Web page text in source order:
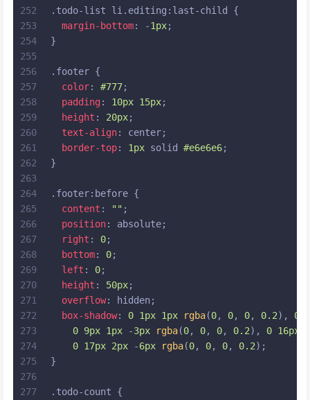
252
253
254
255
256
257
258
259
260
261
262
263
264
265
266
267
268
269
270
271
272
273
274
275
276
277
.todo-list li .editing :last-child
{
margin-bottom: -1px;
}
.footer {
color: #777;
padding: 10px 15px;
height : 20px;
text-align: center;
border-top: 1px solid #e6e6e6;
}
.footer:before {
content : "" ;
position: absolute;
right : 0;
bottom: 0;
left : 0;
height : 50px;
overflow: hidden;
box-shadow: 0 1px 1px rgba(0, 0, 0, 0.2), 0
0 9px 1px -3px rgba(0, 0, 0, 0.2), 0 16px
0 17px 2px -6px rgba(0, 0, 0, 0.2);
}
.todo-count {